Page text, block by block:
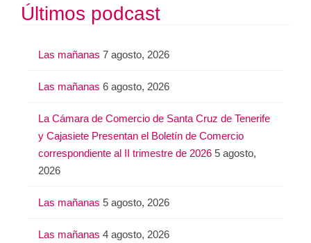
sÚltimos podcast
Las mañanas 7 agosto, 2026
Las mañanas 6 agosto, 2026
La Cámara de Comercio de Santa Cruz de Tenerife
y Cajasiete Presentan el Boletín de Comercio
correspondiente al II trimestre de 2026 5 agosto,
2026
Las mañanas 5 agosto, 2026
Las mañanas 4 agosto, 2026